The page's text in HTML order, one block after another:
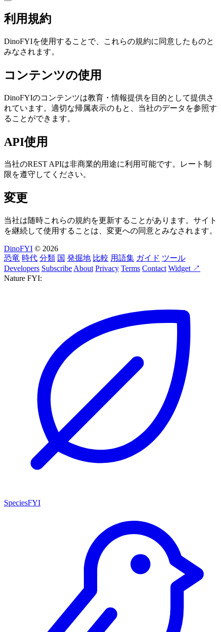
利用規約
DinoFYIを使用することで、これらの規約に同意したものと
みなされます。
コンテンツの使用
DinoFYIのコンテンツは教育・情報提供を目的として提供さ
れています。適切な帰属表示のもと、当社のデータを参照す
ることができます。
API使用
当社のREST APIは非商業的用途に利用可能です。レート制
限を遵守してください。
変更
当社は随時これらの規約を更新することがあります。サイト
を継続して使用することは、変更への同意とみなされます。
DinoFYI © 2026
恐竜 時代 分類 国 発掘地 比較 用語集 ガイド ツール
Developers Subscribe About Privacy Terms Contact Widget ↗
Nature FYI:
SpeciesFYI